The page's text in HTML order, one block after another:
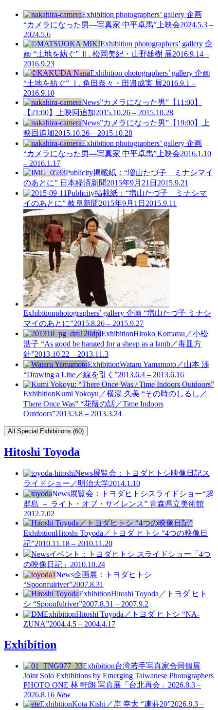
Exhibition photographers’ gallery 企画
“カメラになった男—写真家 中平卓馬”上映会2024.5.3 –
2024.5.6
Exhibition photographers’ gallery 企
画 “土地を紡ぐ” Ⅱ. 松岡美紀・山野雄樹 展2016.9.14 –
2016.9.23
Exhibition photographers’ gallery 企画
“土地を紡ぐ” Ⅰ. 角田奈々・田邉成実 展2016.9.1 –
2016.9.10
News”カメラになった男”【11:00】
【21:00】上映回追加2015.10.26 – 2015.10.28
News”カメラになった男”【19:00】上
映回追加2015.10.26 – 2015.10.28
Exhibition photographers’ gallery 企画
“カメラになった男—写真家 中平卓馬”上映会2016.1.10
– 2016.1.17
Publicity掲載紙：“増山たづ子 ミナシマイ
のあとに” 日本経済新聞2015年9月21日 2015.9.21
Publicity掲載紙：“増山たづ子 ミナシマ
イのあとに” 岐阜新聞2015年9月1日 2015.9.11
Exhibitionphotographers’ gallery 企画 “増山たづ子 ミナシ
マイのあとに”2015.8.26 – 2015.9.27
ExhibitionHiroko Komatsu／小松
浩子 “As good be hanged for a sheep as a lamb／毒皿方
針”2013.10.22 – 2013.11.3
ExhibitionWataru Yamamoto／山本 渉
“Drawing a Line／線を引く”2013.6.4 – 2013.6.16
ExhibitionKumi Yokoyu／横湯 久美 “その時のしるし／
There Once Was” “花瓶の話／Time Indoors
Outdoors”2013.3.8 – 2013.3.24
All Special Exhibitions (60)
Hitoshi Toyoda
News展覧会：トヨダヒトシ映像日記ス
ライドショー／明治大学2014.1.10
News展覧会：トヨダヒトシスライドショー“超
群島 － ライト・オブ・サイレンス” 青森県立美術館
2012.7.02
ExhibitionHitoshi Toyoda／トヨダ ヒトシ “4つの映像日
記”2010.11.18 – 2010.11.20
Newsイベント：トヨダヒトシ スライドショー「4つ
の映像日記」 2010.10.24
News企画展：トヨダヒトシ
“Spoonfulriver”2007.8.31
ExhibitionHitoshi Toyoda／トヨダ ヒト
シ “Spoonfulriver”2007.8.31 – 2007.9.2
ExhibitionHitoshi Toyoda／トヨダ ヒトシ “NA-
ZUNA”2004.4.5 – 2004.4.17
Exhibition
Exhibition台湾若手写真家合同個展
Joint Solo Exhibitions by Emerging Taiwanese Photographers
PHOTO ONE 林 軒朗 写真展「台北再会」 2026.8.3 –
2026.8.16 New
ExhibitionKota Kishi／岸 幸太 “連荘20”2026.8.3 –